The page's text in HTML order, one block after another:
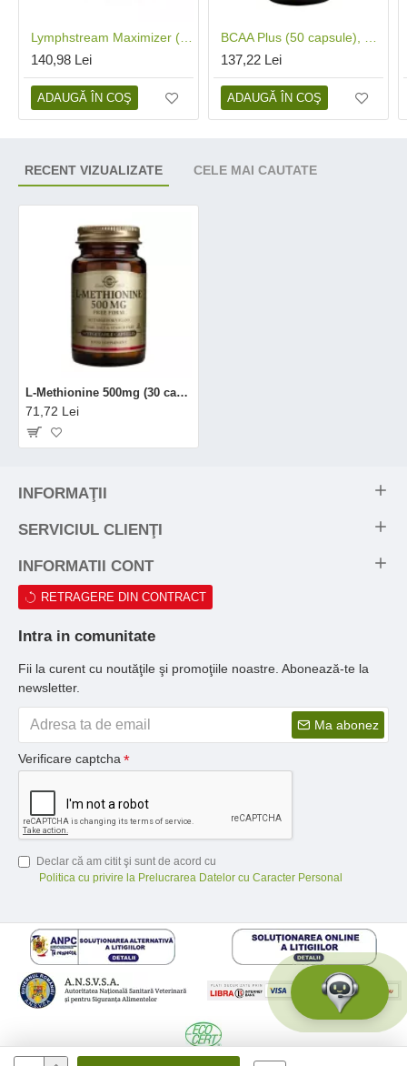
140,98 Lei
ADAUGĂ ÎN COŞ
137,22 Lei
ADAUGĂ ÎN COŞ
RECENT VIZUALIZATE CELE MAI CAUTATE
L-Methionine 500mg (30 capsule), Solgar
71,72 Lei
INFORMAŢII
SERVICIUL CLIENŢI
INFORMATII CONT
RETRAGERE DIN CONTRACT
Intra in comunitate
Fii la curent cu noutăţile şi promoţiile noastre. Abonează-te la
newsletter.
Ma abonez
Verificare captcha
Declar că am citit şi sunt de acord cu
Politica cu privire la Prelucrarea Datelor cu Caracter Personal